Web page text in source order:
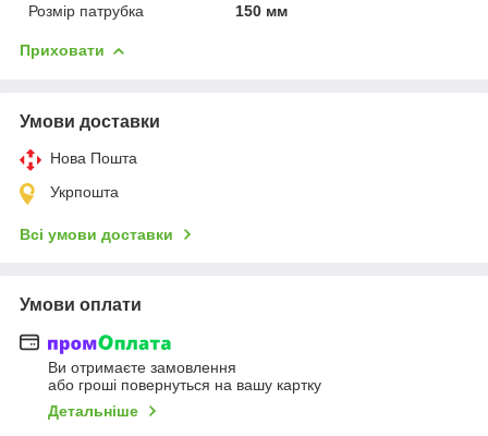
Розмір патрубка 150 мм
Приховати
Умови доставки
Нова Пошта
Укрпошта
Всі умови доставки
Умови оплати
Ви отримаєте замовлення
або гроші повернуться на вашу картку
Детальніше